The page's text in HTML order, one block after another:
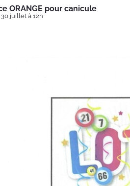
ORANGE pour canicule
juillet à 12h